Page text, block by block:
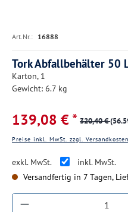
Art.Nr.: 16888
Tork Abfallbehälter 50
Karton, 1
Gewicht: 6.7 kg
139,08 € * 320,40 €
Preise inkl. MwSt. zzgl. Versandkosten
exkl. MwSt.
inkl. MwSt.
Versandfertig in 7 Tagen,
Produkt Anzahl: